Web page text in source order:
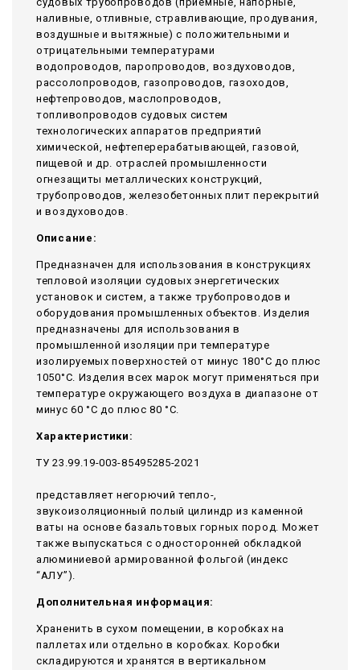
наливные, отливные, стравливающие, продувания,
воздушные и вытяжные) с положительными и
отрицательными температурами
водопроводов, паропроводов, воздуховодов,
рассолопроводов, газопроводов, газоходов,
нефтепроводов, маслопроводов,
топливопроводов судовых систем
технологических аппаратов предприятий
химической, нефтеперерабатывающей, газовой,
пищевой и др. отраслей промышленности
огнезащиты металлических конструкций,
трубопроводов, железобетонных плит перекрытий
и воздуховодов.
Описание:
Предназначен для использования в конструкциях
тепловой изоляции судовых энергетических
установок и систем, а также трубопроводов и
оборудования промышленных объектов. Изделия
предназначены для использования в
промышленной изоляции при температуре
изолируемых поверхностей от минус 180°С до плюс
1050°С. Изделия всех марок могут применяться при
температуре окружающего воздуха в диапазоне от
минус 60 °С до плюс 80 °С.
Характеристики:
ТУ 23.99.19-003-85495285-2021
представляет негорючий тепло-,
звукоизоляционный полый цилиндр из каменной
ваты на основе базальтовых горных пород. Может
также выпускаться с односторонней обкладкой
алюминиевой армированной фольгой (индекс
“АЛУ”).
Дополнительная информация:
Храненить в сухом помещении, в коробках на
паллетах или отдельно в коробках. Коробки
складируются и хранятся в вертикальном